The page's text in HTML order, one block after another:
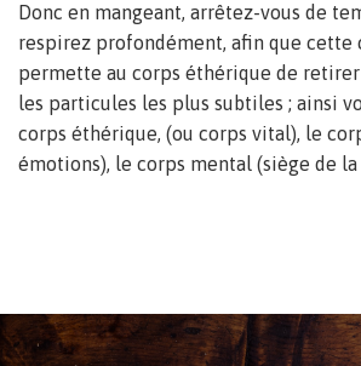
Donc en mangeant, arrêtez-vous de
respirez profondément, afin que cette
permette au corps éthérique de
les particules les plus subtiles ; ainsi
corps éthérique, (ou corps vital), le
émotions), le corps mental (siège de la